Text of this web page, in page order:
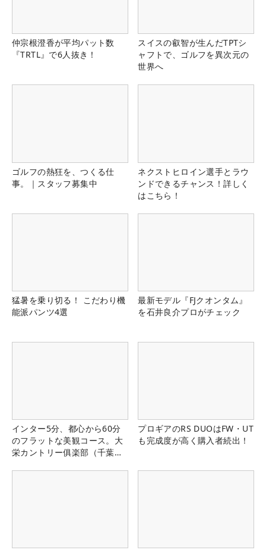
仲宗根澄香が平均パット数
『TRTL』で6人抜き！
スイスの叡智が生んだTPTシ
ャフトで、ゴルフを異次元の
世界へ
ゴルフの熱狂を、つくる仕
事。｜スタッフ募集中
ネクストヒロイン選手とラウ
ンドできるチャンス！詳しく
はこちら！
猛暑を乗り切る！ こだわり機
能派パンツ4選
最新モデル『FJクオンタム』
を石井良介プロがチェック
インター5分、都心から60分
のフラットな美観コース。大
栄カントリー俱楽部（千葉
プロギアのRS DUOはFW・UT
も完成度が高く購入者続出！